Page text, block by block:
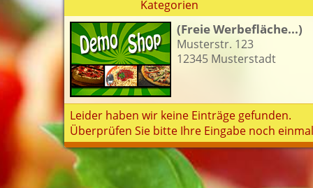
Newsletter
Sicherheit
Kontakt
Kategorien
(Freie Werbefläche...)
Musterstr. 123
12345 Musterstadt
Leider haben wir keine Einträge gefunden.
Überprüfen Sie bitte Ihre Eingabe noch